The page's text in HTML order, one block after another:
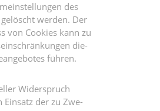
des
wer­den. Der
von Coo­kies kann zu
die­
führen.
Wider­spruch
Ein­satz der zu Zwe­